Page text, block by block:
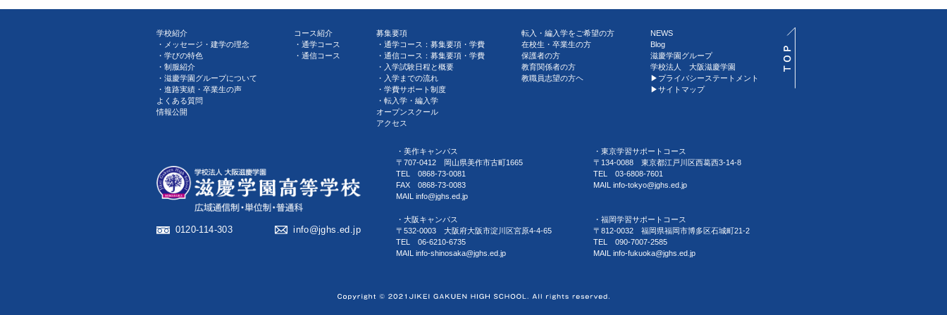
学校紹介
メッセージ・建学の理念
学びの特色
制服紹介
滋慶学園グループについて
進路実績・卒業生の声
よくある質問
情報公開
コース紹介
通学コース
通信コース
募集要項
通学コース：募集要項・学費
通信コース：募集要項・学費
入学試験日程と概要
入学までの流れ
学費サポート制度
転入学・編入学
オープンスクール
アクセス
転入・編入学をご希望の方
在校生・卒業生の方
保護者の方
教育関係者の方
教職員志望の方ヘ
NEWS
Blog
滋慶学園グループ
学校法人 大阪滋慶学園
▶︎プライバシーステートメント
▶︎サイトマップ
0120-114-303 info@jghs.ed.jp
・美作キャンパス
〒707-0412 岡山県美作市古町1665
TEL 0868-73-0081
FAX 0868-73-0083
MAIL info@jghs.ed.jp
・東京学習サポートコース
〒134-0088 東京都江戸川区西葛西3-14-8
TEL 03-6808-7601
MAIL info-tokyo@jghs.ed.jp
・大阪キャンパス
〒532-0003 大阪府大阪市淀川区宮原4-4-65
TEL 06-6210-6735
MAIL info-shinosaka@jghs.ed.jp
・福岡学習サポートコース
〒812-0032 福岡県福岡市博多区石城町21-2
TEL 090-7007-2585
MAIL info-fukuoka@jghs.ed.jp